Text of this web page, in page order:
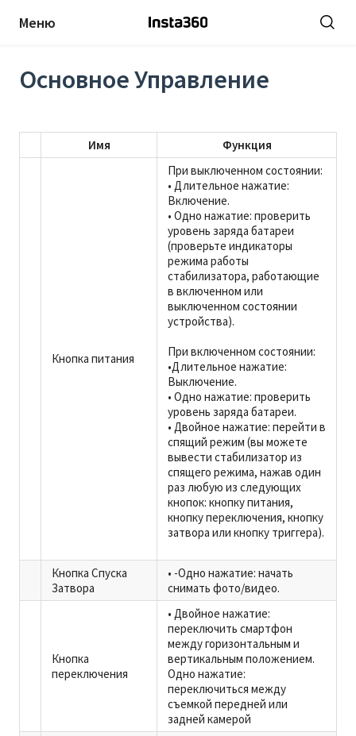
Меню
Основное Управление
Имя Функция
Кнопка питания
При выключенном состоянии:
• Длительное нажатие:
Включение.
• Одно нажатие: проверить
уровень заряда батареи
(проверьте индикаторы
режима работы
стабилизатора, работающие
в включенном или
выключенном состоянии
устройства).
При включенном состоянии:
•Длительное нажатие:
Выключение.
• Одно нажатие: проверить
уровень заряда батареи.
• Двойное нажатие: перейти в
спящий режим (вы можете
вывести стабилизатор из
спящего режима, нажав один
раз любую из следующих
кнопок: кнопку питания,
кнопку переключения, кнопку
затвора или кнопку триггера).
Кнопка Спуска
Затвора
• -Одно нажатие: начать
снимать фото/видео.
Кнопка
переключения
• Двойное нажатие:
переключить смартфон
между горизонтальным и
вертикальным положением.
Одно нажатие:
переключиться между
съемкой передней или
задней камерой